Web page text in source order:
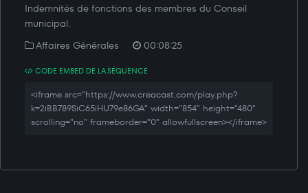
Indemnités de fonctions des membres du Conseil
municipal.
Affaires Générales
00:08:25
CODE EMBED DE LA SÉQUENCE
<iframe src="https://www.creacast.com/play.php?
k=2iBB789SiC65iHU79e86GA" width="854" height="480"
scrolling="no" frameborder="0" allowfullscreen></iframe>